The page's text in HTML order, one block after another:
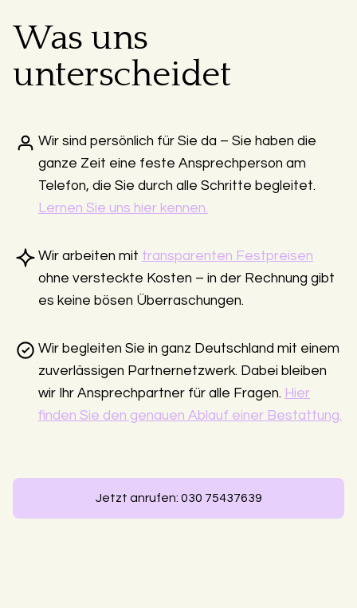
Was uns
unterscheidet
Wir sind persönlich für Sie da – Sie haben die
ganze Zeit eine feste Ansprechperson am
Telefon, die Sie durch alle Schritte begleitet.
Lernen Sie uns hier kennen.
Wir arbeiten mit transparenten Festpreisen
ohne versteckte Kosten – in der Rechnung gibt
es keine bösen Überraschungen.
Wir begleiten Sie in ganz Deutschland mit einem
zuverlässigen Partnernetzwerk. Dabei bleiben
wir Ihr Ansprechpartner für alle Fragen. Hier
finden Sie den genauen Ablauf einer Bestattung.
Jetzt anrufen: 030 75437639